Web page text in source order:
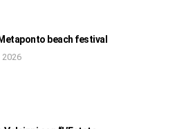
beach festival